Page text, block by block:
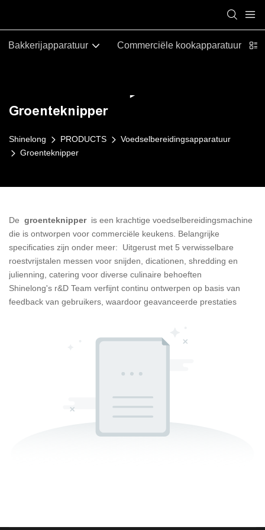
Bakkerijapparatuur Commerciële kookapparatuur
Groenteknipper
Shinelong PRODUCTS
Voedselbereidingsapparatuur
Groenteknipper
De groenteknipper is een krachtige voedselbereidingsmachine
die is ontworpen voor commerciële keukens. Belangrijke
specificaties zijn onder meer: Uitgerust met 5 verwisselbare
roestvrijstalen messen voor snijden, dicationen, shredding en
julienning, catering voor diverse culinaire behoeften
Shinelong's r&D Team verfijnt continu ontwerpen op basis van
feedback van gebruikers, waardoor geavanceerde prestaties
of integratie met andere keukensystemen. We bieden end-to-end
een groot volume die consistente en uniforme bezuinigingen
vereisen, zoals restaurants, cateringdiensten en fastfoodketens.